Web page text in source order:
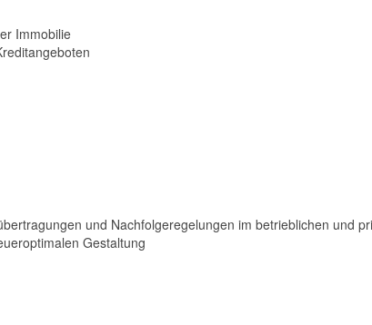
Immobilie
und Nachfolgeregelungen im betrieblichen und
Gestaltung